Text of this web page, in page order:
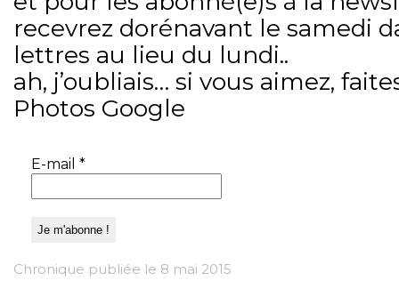
recevrez dorénavant le samedi
lettres au lieu du lundi..
ah, j’oubliais… si vous aimez,
Photos Google
E-mail *
Chronique publiée le 8 mai 2015